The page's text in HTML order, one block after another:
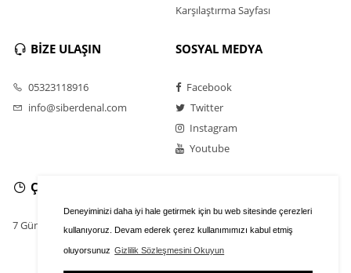
Deneyiminizi daha iyi hale getirmek için bu web sitesinde çerezleri
kullanıyoruz. Devam ederek çerez kullanımımızı kabul etmiş
oluyorsunuz Gizlilik Sözleşmesini Okuyun
Karşılaştırma Sayfası
BİZE ULAŞIN
05323118916
info@siberdenal.com
SOSYAL MEDYA
Facebook
Twitter
Instagram
Youtube
ÇALIŞMA SAATLERİ
7 Gün / 24 Saat